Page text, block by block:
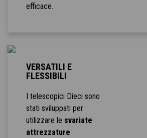
efficace.
VERSATILI E
FLESSIBILI
I telescopici Dieci sono
stati sviluppati per
utilizzare le svariate
attrezzature